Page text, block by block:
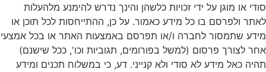
סודי או מוגן על ידי זכויות כלשהן והינך נדרש להימנע מלהעלות
לאתר ולפרסם בו כל מידע כאמור. על כן, ההתייחסות לכל תוכן או
מידע שתמסור לחברה ו/או תפרסם באמצעות האתר או בכל אמצעי
אחר לצורך פרסום (למשל בפורומים, תגוביות וכו', ככל שישנם)
תהיה כאל מידע לא סודי ולא קנייני. דע, כי במשלוח תכנים ומידע